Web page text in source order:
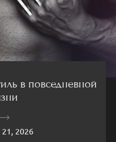
в повседневной
21, 2026